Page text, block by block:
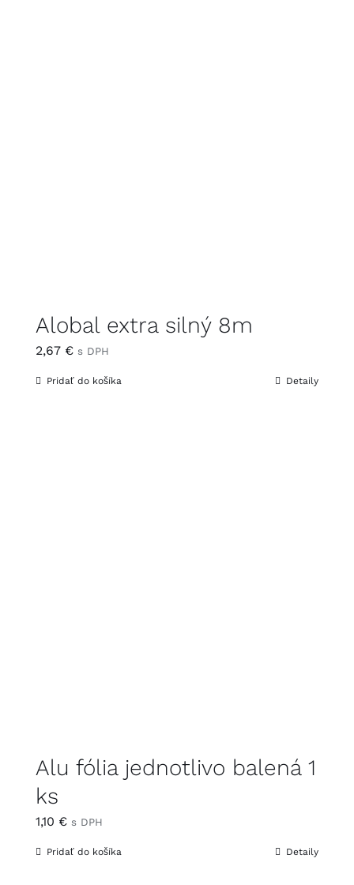
Alobal extra silný 8m
2,67 € s DPH
Pridať do košíka Detaily
Alu fólia jednotlivo balená 1
ks
1,10 € s DPH
Pridať do košíka Detaily